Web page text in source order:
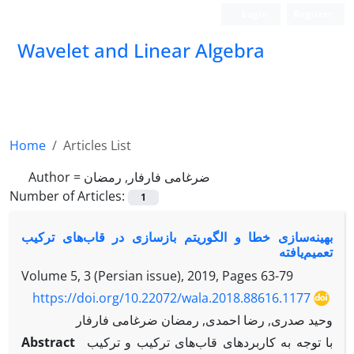
Wavelet and Linear Algebra
Home
Articles List
Author = ضرغامی فارفار, رمضان
Number of Articles:
1
بهینه‌سازی خطا و الگوریتم بازسازی در قاب‌های ترکیب
تعمیم‌یافته
Volume 5, 3 (Persian issue), 2019, Pages 63-79
https://doi.org/10.22072/wala.2018.88616.1177
وحید صدری, رضا احمدی, رمضان ضرغامی فارفار
Abstract
با توجه به کاربردهای قاب‌های ترکیب و ترکیب